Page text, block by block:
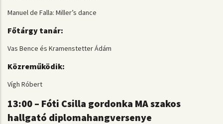
Manuel de Falla: Miller’s dance
Főtárgy tanár:
Vas Bence és Kramenstetter Ádám
Közreműködik:
Vígh Róbert
13:00 – Fóti Csilla gordonka MA szakos
hallgató diplomahangversenye